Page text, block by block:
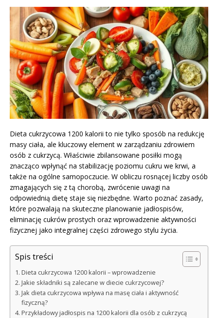
Dieta cukrzycowa 1200 kalorii to nie tylko sposób na redukcję
masy ciała, ale kluczowy element w zarządzaniu zdrowiem
osób z cukrzycą. Właściwie zbilansowane posiłki mogą
znacząco wpłynąć na stabilizację poziomu cukru we krwi, a
także na ogólne samopoczucie. W obliczu rosnącej liczby osób
zmagających się z tą chorobą, zwrócenie uwagi na
odpowiednią dietę staje się niezbędne. Warto poznać zasady,
które pozwalają na skuteczne planowanie jadłospisów,
eliminację cukrów prostych oraz wprowadzenie aktywności
fizycznej jako integralnej części zdrowego stylu życia.
Spis treści
Dieta cukrzycowa 1200 kalorii – wprowadzenie
Jakie składniki są zalecane w diecie cukrzycowej?
Jak dieta cukrzycowa wpływa na masę ciała i aktywność
fizyczną?
Przykładowy jadłospis na 1200 kalorii dla osób z cukrzycą